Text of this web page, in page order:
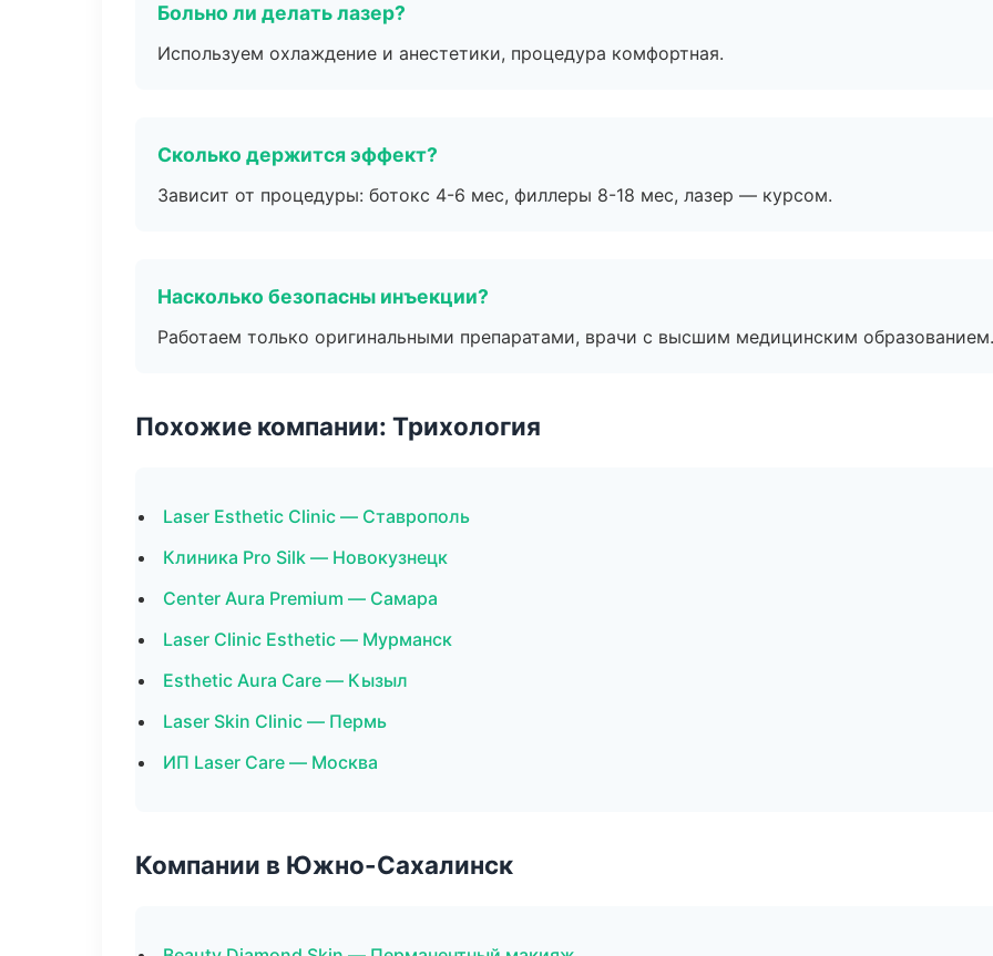
Больно ли делать лазер?
Используем охлаждение и анестетики, процедура комфортная.
Сколько держится эффект?
Зависит от процедуры: ботокс 4-6 мес, филлеры 8-18 мес, лазер — курсом.
Насколько безопасны инъекции?
Работаем только оригинальными препаратами, врачи с высшим медицинским образованием.
Похожие компании: Трихология
Laser Esthetic Clinic — Ставрополь
Клиника Pro Silk — Новокузнецк
Center Aura Premium — Самара
Laser Clinic Esthetic — Мурманск
Esthetic Aura Care — Кызыл
Laser Skin Clinic — Пермь
ИП Laser Care — Москва
Компании в Южно-Сахалинск